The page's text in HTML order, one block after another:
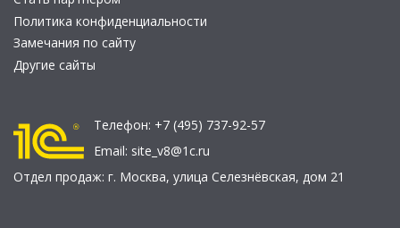
Политика конфиденциальности
Замечания по сайту
Другие сайты
Телефон: +7 (495) 737-92-57
Email: site_v8@1c.ru
Отдел продаж: г. Москва, улица Селезнёвская, дом 21